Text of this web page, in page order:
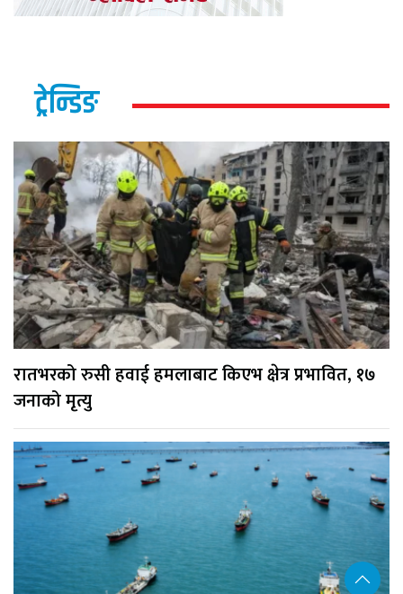
ट्रेन्डिङ
रातभरको रुसी हवाई हमलाबाट किएभ क्षेत्र प्रभावित, १७
जनाको मृत्यु